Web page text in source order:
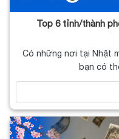
Top 6 tỉnh/thành
Có những nơi tại Nhật
bạn có